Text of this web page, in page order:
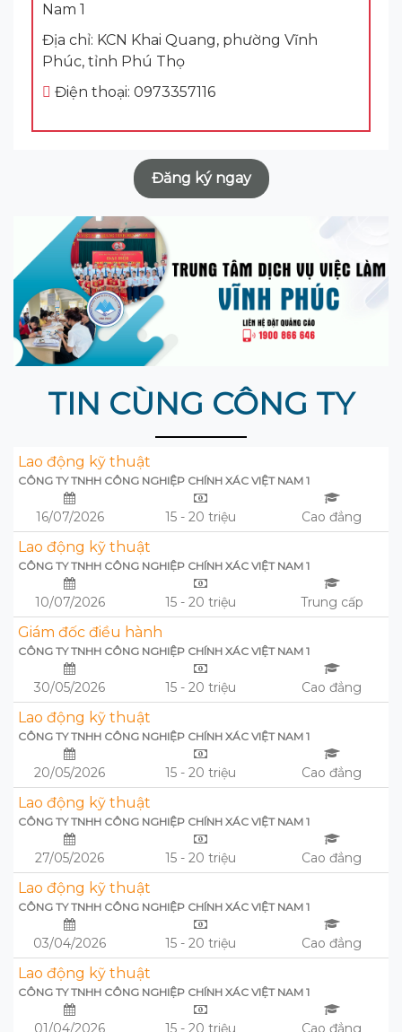
Nam 1
Địa chỉ: KCN Khai Quang, phường Vĩnh
Phúc, tỉnh Phú Thọ
Điện thoại: 0973357116
Đăng ký ngay
TIN CÙNG CÔNG TY
Lao động kỹ thuật
CÔNG TY TNHH CÔNG NGHIỆP CHÍNH XÁC VIỆT NAM 1
16/07/2026 15 - 20 triệu Cao đẳng
Lao động kỹ thuật
CÔNG TY TNHH CÔNG NGHIỆP CHÍNH XÁC VIỆT NAM 1
10/07/2026 15 - 20 triệu Trung cấp
Giám đốc điều hành
CÔNG TY TNHH CÔNG NGHIỆP CHÍNH XÁC VIỆT NAM 1
30/05/2026 15 - 20 triệu Cao đẳng
Lao động kỹ thuật
CÔNG TY TNHH CÔNG NGHIỆP CHÍNH XÁC VIỆT NAM 1
20/05/2026 15 - 20 triệu Cao đẳng
Lao động kỹ thuật
CÔNG TY TNHH CÔNG NGHIỆP CHÍNH XÁC VIỆT NAM 1
27/05/2026 15 - 20 triệu Cao đẳng
Lao động kỹ thuật
CÔNG TY TNHH CÔNG NGHIỆP CHÍNH XÁC VIỆT NAM 1
03/04/2026 15 - 20 triệu Cao đẳng
Lao động kỹ thuật
CÔNG TY TNHH CÔNG NGHIỆP CHÍNH XÁC VIỆT NAM 1